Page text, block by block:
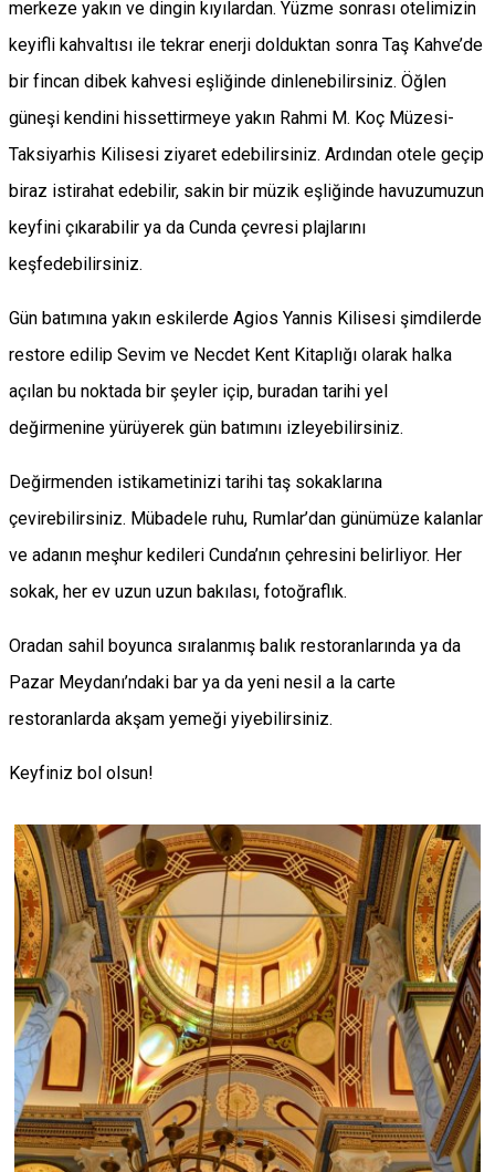
merkeze yakın ve dingin kıyılardan. Yüzme sonrası otelimizin
keyifli kahvaltısı ile tekrar enerji dolduktan sonra Taş Kahve’de
bir fincan dibek kahvesi eşliğinde dinlenebilirsiniz. Öğlen
güneşi kendini hissettirmeye yakın Rahmi M. Koç Müzesi-
Taksiyarhis Kilisesi ziyaret edebilirsiniz. Ardından otele geçip
biraz istirahat edebilir, sakin bir müzik eşliğinde havuzumuzun
keyfini çıkarabilir ya da Cunda çevresi plajlarını
keşfedebilirsiniz.
Gün batımına yakın eskilerde Agios Yannis Kilisesi şimdilerde
restore edilip Sevim ve Necdet Kent Kitaplığı olarak halka
açılan bu noktada bir şeyler içip, buradan tarihi yel
değirmenine yürüyerek gün batımını izleyebilirsiniz.
Değirmenden istikametinizi tarihi taş sokaklarına
çevirebilirsiniz. Mübadele ruhu, Rumlar’dan günümüze kalanlar
ve adanın meşhur kedileri Cunda’nın çehresini belirliyor. Her
sokak, her ev uzun uzun bakılası, fotoğraflık.
Oradan sahil boyunca sıralanmış balık restoranlarında ya da
Pazar Meydanı’ndaki bar ya da yeni nesil a la carte
restoranlarda akşam yemeği yiyebilirsiniz.
Keyfiniz bol olsun!